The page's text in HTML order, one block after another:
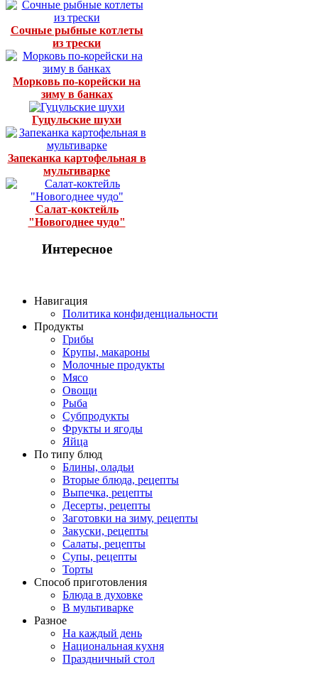
Сочные рыбные котлеты
из трески
Морковь по-корейски на
зиму в банках
Гуцульские шухи
Запеканка картофельная в
мультиварке
Салат-коктейль
"Новогоднее чудо"
Интересное
Навигация
Политика конфиденциальности
Продукты
Грибы
Крупы, макароны
Молочные продукты
Мясо
Овощи
Рыба
Субпродукты
Фрукты и ягоды
Яйца
По типу блюд
Блины, оладьи
Вторые блюда, рецепты
Выпечка, рецепты
Десерты, рецепты
Заготовки на зиму, рецепты
Закуски, рецепты
Салаты, рецепты
Супы, рецепты
Торты
Способ приготовления
Блюда в духовке
В мультиварке
Разное
На каждый день
Национальная кухня
Праздничный стол